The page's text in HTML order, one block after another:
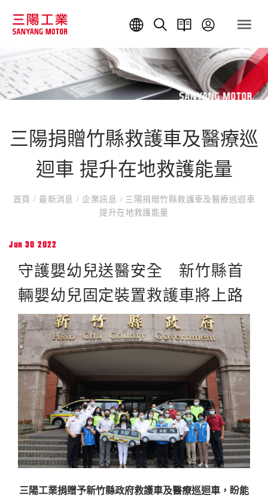
三陽捐贈竹縣救護車及醫療巡
迴車 提升在地救護能量
首頁 / 最新消息 / 企業訊息 /三陽捐贈竹縣救護車及醫療巡迴車
提升在地救護能量
Jun 30 2022
守護嬰幼兒送醫安全 新竹縣首
輛嬰幼兒固定裝置救護車將上路
三陽工業捐贈予新竹縣政府救護車及醫療巡迴車，盼能